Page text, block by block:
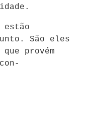
estão
São eles
provém